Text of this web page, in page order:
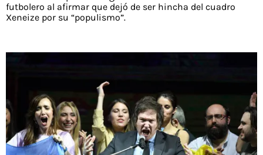
futbolero al afirmar que dejó de ser hincha del cuadro
Xeneize por su “populismo”.